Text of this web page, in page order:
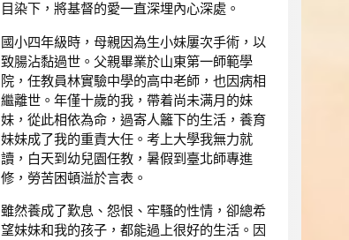
目染下，將基督的愛一直深埋內心深處。
國小四年級時，母親因為生小妹屢次手術，以
致腸沾黏過世。父親畢業於山東第一師範學
院，任教員林實驗中學的高中老師，也因病相
繼離世。年僅十歲的我，帶着尚未满月的妹
妹，從此相依為命，過寄人籬下的生活，養育
妹妹成了我的重責大任。考上大學我無力就
讀，白天到幼兒園任教，暑假到臺北師專進
修，勞苦困頓溢於言表。
雖然養成了歎息、怨恨、牢騷的性情，卻總希
望妹妹和我的孩子，都能過上很好的生活。因